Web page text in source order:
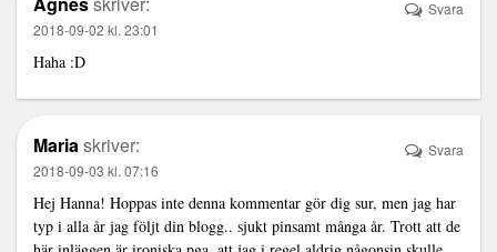
2018-09-02 kl. 23:01
Haha :D
Svara
Mariaskriver:
2018-09-03 kl. 07:16
Hej Hanna! Hoppas inte denna kommentar gör dig sur, men jag har
typ i alla år jag följt din blogg.. sjukt pinsamt många år. Trott att de
Svara